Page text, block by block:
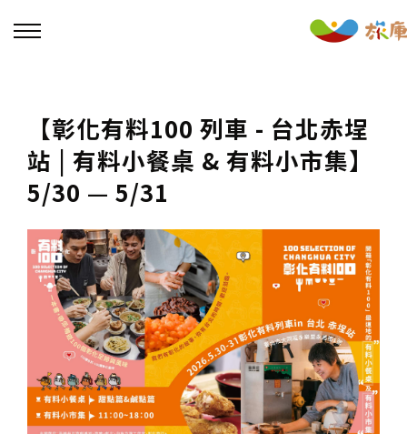
活動報名
小旅行及主題導覽
講座、體驗與課程
其他活動
【彰化有料100 列車 - 台北赤埕
站 | 有料小餐桌 & 有料小市集】
5/30 — 5/31